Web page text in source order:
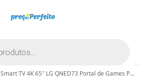
Smart TV 4K 65″ LG QNED73 Portal de Games Processador AI α7 Ger8 4K Super Upscaling Google Cast Integrado Controle AI Magic WebOS 25 Modo Esportes – 65QNED73ASA